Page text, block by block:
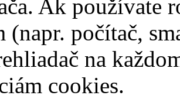
Ak používate
(napr. počítač,
na
cookies.